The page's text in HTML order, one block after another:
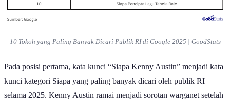
10 Tokoh yang Paling Banyak Dicari Publik RI di Google 2025 | GoodStats
Pada posisi pertama, kata kunci “Siapa Kenny Austin” menjadi kata
kunci kategori Siapa yang paling banyak dicari oleh publik RI
selama 2025. Kenny Austin ramai menjadi sorotan warganet setelah